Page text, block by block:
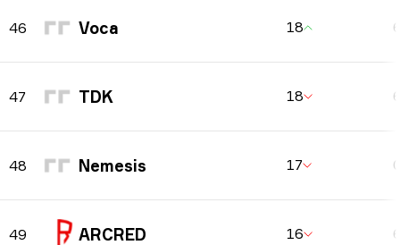
46 Voca 18
47 TDK 18
48 Nemesis 17
49 ARCRED 16